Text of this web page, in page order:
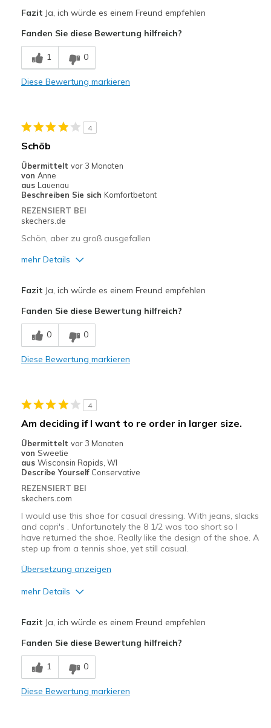
Stylish
Nachteile
Poor Quality
Geeignete Verwendung
Going Out
Travel
Width
Sizing
Feels true to size
Fazit Ja, ich würde es einem Freund empfehlen
Fanden Sie diese Bewertung hilfreich?
1 0
Diese Bewertung markieren
4
Schöb
Übermittelt vor 3 Monaten
von Anne
aus Lauenau
Beschreiben Sie sich Komfortbetont
REZENSIERT BEI
skechers.de
Schön, aber zu groß ausgefallen
mehr Details
Nachteile
Keine Stoßdämpfung
Größe
Fühlt sich zu groß an
Meine Meinung zu Schuhen
Fazit Ja, ich würde es einem Freund empfehlen
Fanden Sie diese Bewertung hilfreich?
0 0
Diese Bewertung markieren
4
Am deciding if I want to re order in larger size.
Übermittelt vor 3 Monaten
von Sweetie
aus Wisconsin Rapids, WI
Describe Yourself Conservative
REZENSIERT BEI
skechers.com
I would use this shoe for casual dressing. With jeans, slacks
and capri's . Unfortunately the 8 1/2 was too short so I
have returned the shoe. Really like the design of the shoe. A
step up from a tennis shoe, yet still casual.
Übersetzung anzeigen
mehr Details
Stylish
Geeignete Verwendung
Casual Wear
Fazit Ja, ich würde es einem Freund empfehlen
Fanden Sie diese Bewertung hilfreich?
1 0
Diese Bewertung markieren